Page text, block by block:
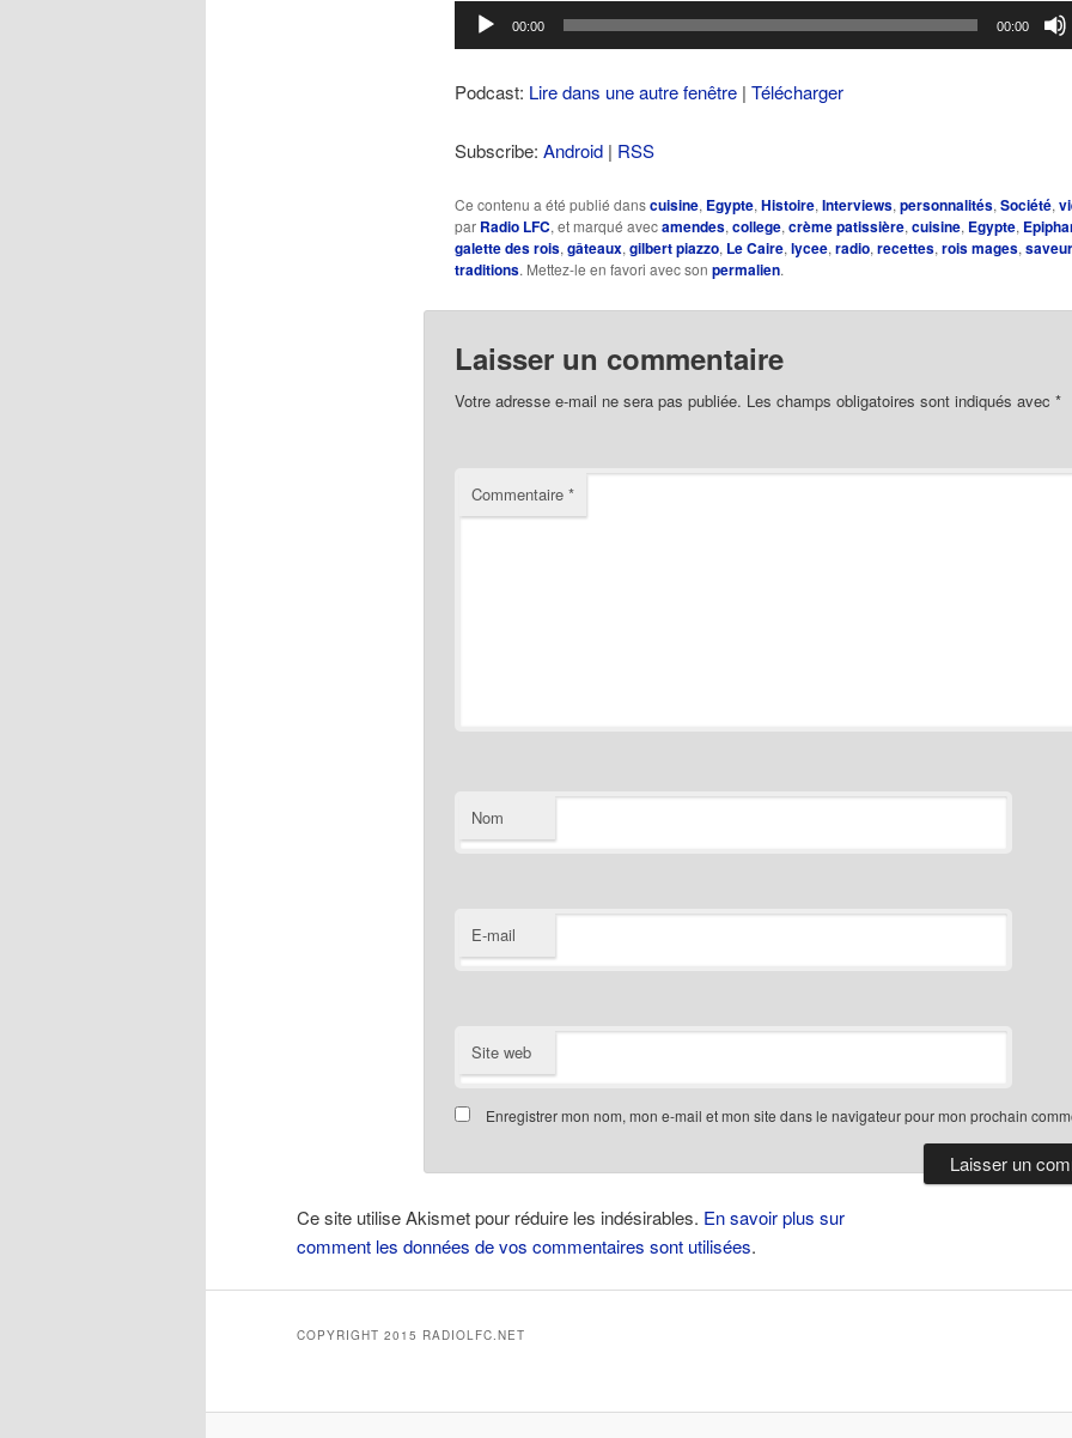
Lecteur
audio
00:00 00:00
Podcast: Lire dans une autre fenêtre| Télécharger
Subscribe: Android| RSS
Ce contenu a été publié danscuisine, Egypte, Histoire, Interviews, personnalités, Société,
par Radio LFC, et marqué avecamendes, college, crème patissière, cuisine, Egypte,
galette des rois, gâteaux, gilbert piazzo, Le Caire, lycee, radio, recettes, rois mages,
traditions. Mettez-le en favori avec son permalien.
Laisser un commentaire
Votre adresse e-mail ne sera pas publiée. Les champs obligatoires sont indiqués avec *
Commentaire *
Nom
E-mail
Site web
Enregistrer mon nom, mon e-mail et mon site dans le navigateur pour mon prochain
Ce site utilise Akismet pour réduire les indésirables. En savoir plus sur
comment les données de vos commentaires sont utilisées.
COPYRIGHT 2015 RADIOLFC.NET